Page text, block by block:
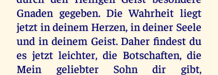
Gnaden gegeben. Die Wahrheit liegt
jetzt in deinem Herzen, in deiner Seele
und in deinem Geist. Daher findest du
es jetzt leichter, die Botschaften, die
Mein geliebter Sohn dir gibt,